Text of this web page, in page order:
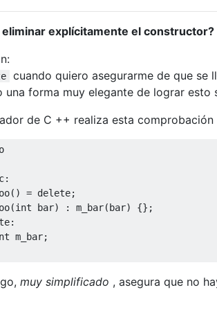
eliminar explícitamente el constructor?
cuando quiero asegurarme de que se
una forma muy elegante de lograr
de C ++ realiza esta comprobación
:
() = delete;
(int bar) : m_bar(bar)
{};
:
m_bar;
muy simplificado , asegura que no